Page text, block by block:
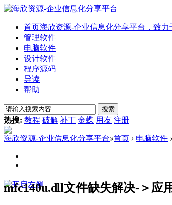
首页海欣资源-企业信息化分享平台，致
管理软件
电脑软件
设计软件
程序源码
导读
帮助
搜索
热搜: 教程 破解 补丁 金蝶 用友 注册
海欣资源-企业信息化分享平台»首页 › 电脑软件 ›
mfc140u.dll文件缺失解决-＞应